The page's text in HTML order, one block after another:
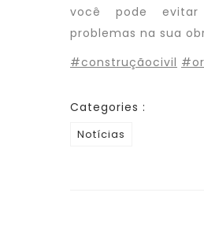
você pode
problemas na sua
#construçãocivil
Categories :
Notícias